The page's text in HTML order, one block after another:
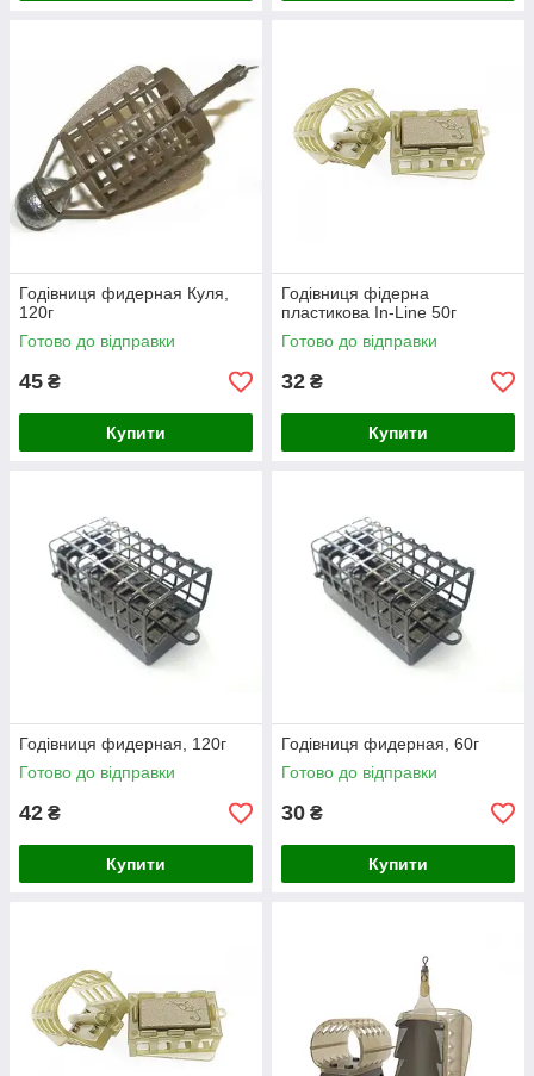
Годівниця фидерная Куля,
120г
Готово до відправки
45 ₴
Купити
Годівниця фідерна
пластикова In-Line 50г
Готово до відправки
32 ₴
Купити
Годівниця фидерная, 120г
Готово до відправки
42 ₴
Купити
Годівниця фидерная, 60г
Готово до відправки
30 ₴
Купити